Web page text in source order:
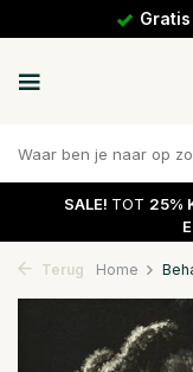
SALE! TOT 25%
Terug Home